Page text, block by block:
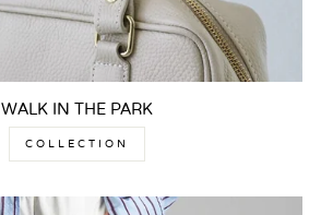
WALK IN THE PARK
COLLECTION